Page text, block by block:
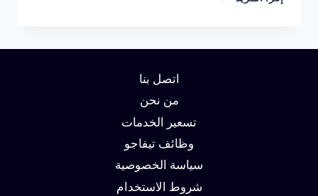
اتصل بنا
من نحن
تسعير الخدمات
وظائف تيفاجو
سياسة الخصوصية
شروط الاستخدام